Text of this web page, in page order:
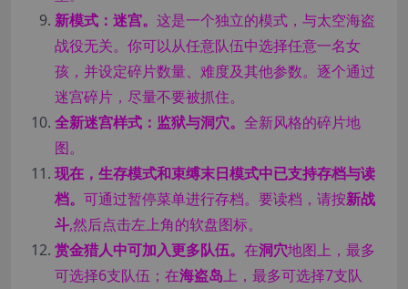
新模式：迷宫。 这是一个独立的模式，与太空海盗
战役无关。你可以从任意队伍中选择任意一名女
孩，并设定碎片数量、难度及其他参数。逐个通过
迷宫碎片，尽量不要被抓住。
全新迷宫样式：监狱与洞穴。 全新风格的碎片地
图。
现在，生存模式和束缚末日模式中已支持存档与读
档。 可通过暂停菜单进行存档。要读档，请按新战
斗,然后点击左上角的软盘图标。
赏金猎人中可加入更多队伍。 在洞穴地图上，最多
可选择6支队伍；在海盗岛上，最多可选择7支队